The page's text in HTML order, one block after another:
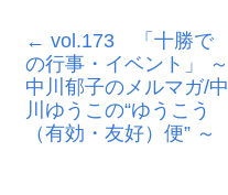
← vol.173 「十勝で
の行事・イベント」 ～
中川郁子のメルマガ/中
川ゆうこの“ゆうこう
（有効・友好）便” ～